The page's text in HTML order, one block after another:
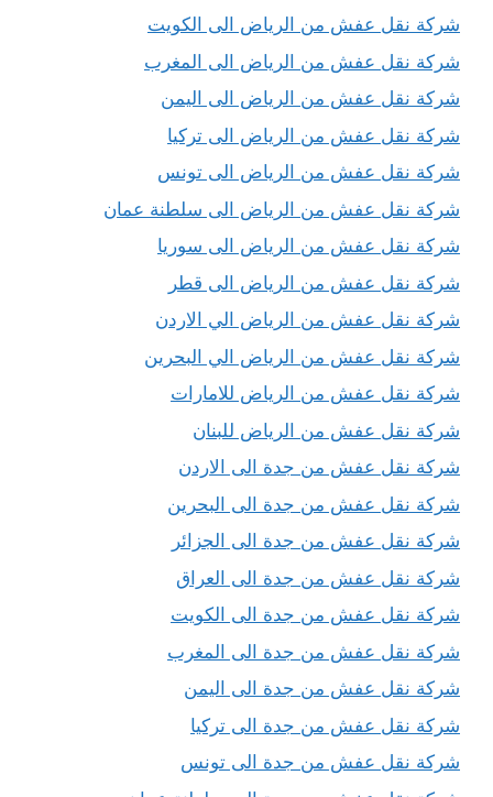
شركة نقل عفش من الرياض الى الكويت
شركة نقل عفش من الرياض الى المغرب
شركة نقل عفش من الرياض الى اليمن
شركة نقل عفش من الرياض الى تركيا
شركة نقل عفش من الرياض الى تونس
شركة نقل عفش من الرياض الى سلطنة عمان
شركة نقل عفش من الرياض الى سوريا
شركة نقل عفش من الرياض الى قطر
شركة نقل عفش من الرياض الي الاردن
شركة نقل عفش من الرياض الي البحرين
شركة نقل عفش من الرياض للامارات
شركة نقل عفش من الرياض للبنان
شركة نقل عفش من جدة الى الاردن
شركة نقل عفش من جدة الى البحرين
شركة نقل عفش من جدة الى الجزائر
شركة نقل عفش من جدة الى العراق
شركة نقل عفش من جدة الى الكويت
شركة نقل عفش من جدة الى المغرب
شركة نقل عفش من جدة الى اليمن
شركة نقل عفش من جدة الى تركيا
شركة نقل عفش من جدة الى تونس